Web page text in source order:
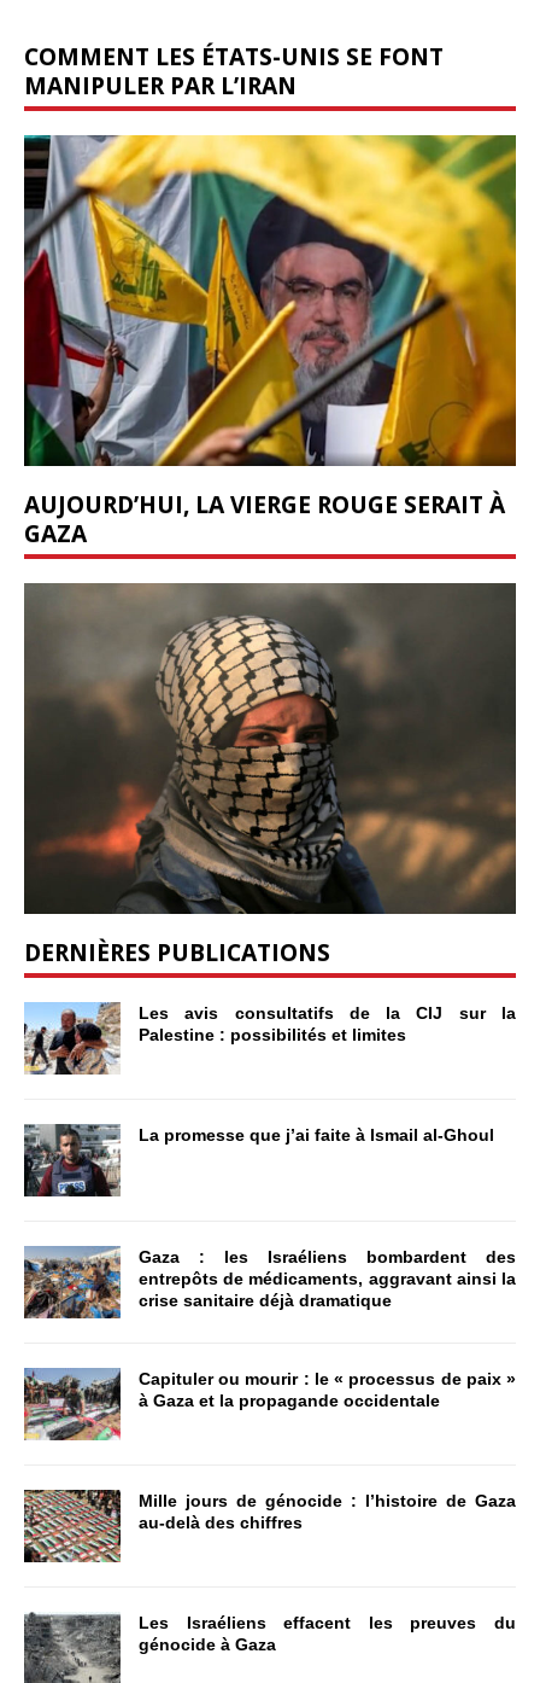
COMMENT LES ÉTATS-UNIS SE FONT
MANIPULER PAR L’IRAN
AUJOURD’HUI, LA VIERGE ROUGE SERAIT À
GAZA
DERNIÈRES PUBLICATIONS
Les avis consultatifs de la CIJ sur la
Palestine : possibilités et limites
La promesse que j’ai faite à Ismail al-Ghoul
Gaza : les Israéliens bombardent des
entrepôts de médicaments, aggravant ainsi la
crise sanitaire déjà dramatique
Capituler ou mourir : le « processus de paix »
à Gaza et la propagande occidentale
Mille jours de génocide : l’histoire de Gaza
au-delà des chiffres
Les Israéliens effacent les preuves du
génocide à Gaza